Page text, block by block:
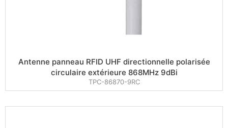
Antenne panneau RFID UHF directionnelle polarisée
circulaire extérieure 868MHz 9dBi
TPC-86870-9RC